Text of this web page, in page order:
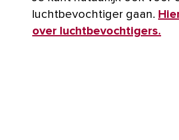
luchtbevochtiger gaan.
over luchtbevochtigers.